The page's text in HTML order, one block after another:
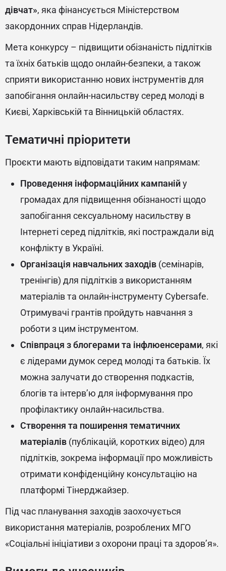
дівчат», яка фінансується Міністерством
закордонних справ Нідерландів.
Мета конкурсу – підвищити обізнаність підлітків
та їхніх батьків щодо онлайн-безпеки, а також
сприяти використанню нових інструментів для
запобігання онлайн-насильству серед молоді в
Києві, Харківській та Вінницькій областях.
Тематичні пріоритети
Проєкти мають відповідати таким напрямам:
Проведення інформаційних кампанійу
громадах для підвищення обізнаності щодо
запобігання сексуальному насильству в
Інтернеті серед підлітків, які постраждали від
конфлікту в Україні.
Організація навчальних заходів (семінарів,
тренінгів) для підлітків з використанням
матеріалів та онлайн-інструменту Cybersafe.
Отримувачі грантів пройдуть навчання з
роботи з цим інструментом.
Співпраця з блогерами та інфлюенсерами, які
є лідерами думок серед молоді та батьків. Їх
можна залучати до створення подкастів,
блогів та інтерв’ю для інформування про
профілактику онлайн-насильства.
Створення та поширення тематичних
матеріалів (публікацій, коротких відео) для
підлітків, зокрема інформації про можливість
отримати конфіденційну консультацію на
платформі Тінерджайзер.
Під час планування заходів заохочується
використання матеріалів, розроблених МГО
«Соціальні ініціативи з охорони праці та здоровʼя».